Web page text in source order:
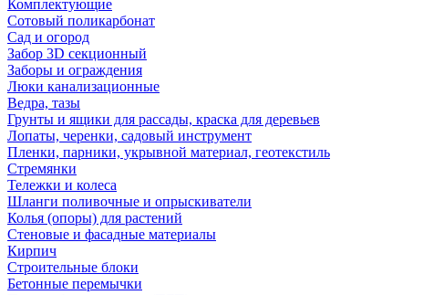
Комплектующие
Сотовый поликарбонат
Сад и огород
Забор 3D секционный
Заборы и ограждения
Люки канализационные
Ведра, тазы
Грунты и ящики для рассады, краска для деревьев
Лопаты, черенки, садовый инструмент
Пленки, парники, укрывной материал, геотекстиль
Стремянки
Тележки и колеса
Шланги поливочные и опрыскиватели
Колья (опоры) для растений
Стеновые и фасадные материалы
Кирпич
Строительные блоки
Бетонные перемычки